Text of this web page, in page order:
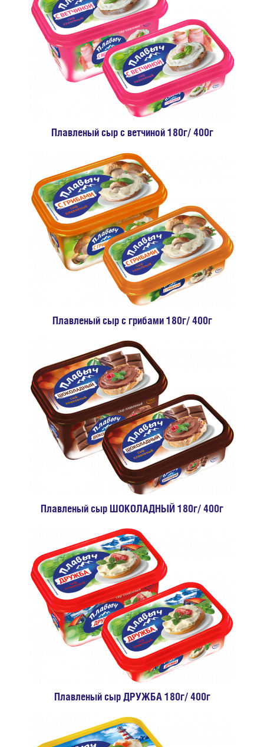
Плавленый сыр с ветчиной 180г/ 400г
Плавленый сыр с грибами 180г/ 400г
Плавленый сыр ШОКОЛАДНЫЙ 180г/ 400г
Плавленый сыр ДРУЖБА 180г/ 400г